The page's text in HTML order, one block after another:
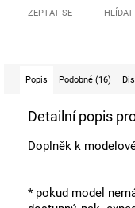
ZEPTAT SE HLÍDAT
Popis Podobné (16)
Detailní popis
Doplněk k
* pokud model